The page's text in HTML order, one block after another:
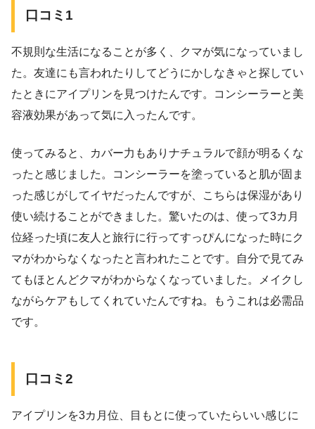
口コミ1
不規則な生活になることが多く、クマが気になっていまし
た。友達にも言われたりしてどうにかしなきゃと探してい
たときにアイプリンを見つけたんです。コンシーラーと美
容液効果があって気に入ったんです。
使ってみると、カバー力もありナチュラルで顔が明るくな
ったと感じました。コンシーラーを塗っていると肌が固ま
った感じがしてイヤだったんですが、こちらは保湿があり
使い続けることができました。驚いたのは、使って3カ月
位経った頃に友人と旅行に行ってすっぴんになった時にク
マがわからなくなったと言われたことです。自分で見てみ
てもほとんどクマがわからなくなっていました。メイクし
ながらケアもしてくれていたんですね。もうこれは必需品
です。
口コミ2
アイプリンを3カ月位、目もとに使っていたらいい感じに